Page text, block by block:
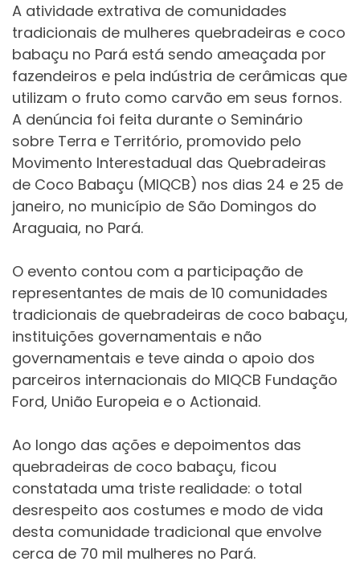
A atividade extrativa de comunidades
tradicionais de mulheres quebradeiras e coco
babaçu no Pará está sendo ameaçada por
fazendeiros e pela indústria de cerâmicas que
utilizam o fruto como carvão em seus fornos.
A denúncia foi feita durante o Seminário
sobre Terra e Território, promovido pelo
Movimento Interestadual das Quebradeiras
de Coco Babaçu (MIQCB) nos dias 24 e 25 de
janeiro, no município de São Domingos do
Araguaia, no Pará.
O evento contou com a participação de
representantes de mais de 10 comunidades
tradicionais de quebradeiras de coco babaçu,
instituições governamentais e não
governamentais e teve ainda o apoio dos
parceiros internacionais do MIQCB Fundação
Ford, União Europeia e o Actionaid.
Ao longo das ações e depoimentos das
quebradeiras de coco babaçu, ficou
constatada uma triste realidade: o total
desrespeito aos costumes e modo de vida
desta comunidade tradicional que envolve
cerca de 70 mil mulheres no Pará.